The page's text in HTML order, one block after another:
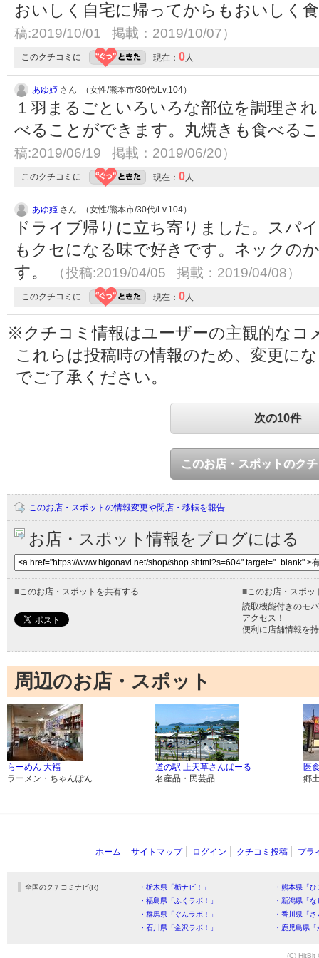
おいしく自宅に帰ってからもおいしく
稿:2019/10/01 掲載：2019/10/07）
このクチコミに 現在： 0人
あゆ姫 さん （女性/熊本市/30代/Lv.104）
１羽まるごといろいろな部位を調理さ
べることができます。丸焼きも食べる
稿:2019/06/19 掲載：2019/06/20）
このクチコミに 現在： 0人
あゆ姫 さん （女性/熊本市/30代/Lv.104）
ドライブ帰りに立ち寄りました。スパ
もクセになる味で好きです。ネックの
す。
（投稿:2019/04/05 掲載：2019/04/08）
このクチコミに 現在： 0人
※クチコミ情報はユーザーの主観的なコ
これらは投稿時の情報のため、変更に
でご了承ください。
次の10件
このお店・スポットのク
このお店・スポットの情報変更や閉店・移転を報告
お店・スポット情報をブログにはる
■このお店・スポットを共有する ■このお店・スポッ
読取機能付きのモ
アクセス！
便利に店舗情報を
周辺のお店・スポット
らーめん 大福
ラーメン・ちゃんぽん
道の駅 上天草さんぱーる
名産品・民芸品
医
郷
ホーム サイトマップ ログイン クチコミ投稿 プラ
全国のクチコミナビ(R) ・栃木県「栃ナビ！」
・熊本県「
・福島県「ふくラボ！」
・新潟県「
・群馬県「ぐんラボ！」
・香川県「
・石川県「金沢ラボ！」
・鹿児島県
(C) HitBit